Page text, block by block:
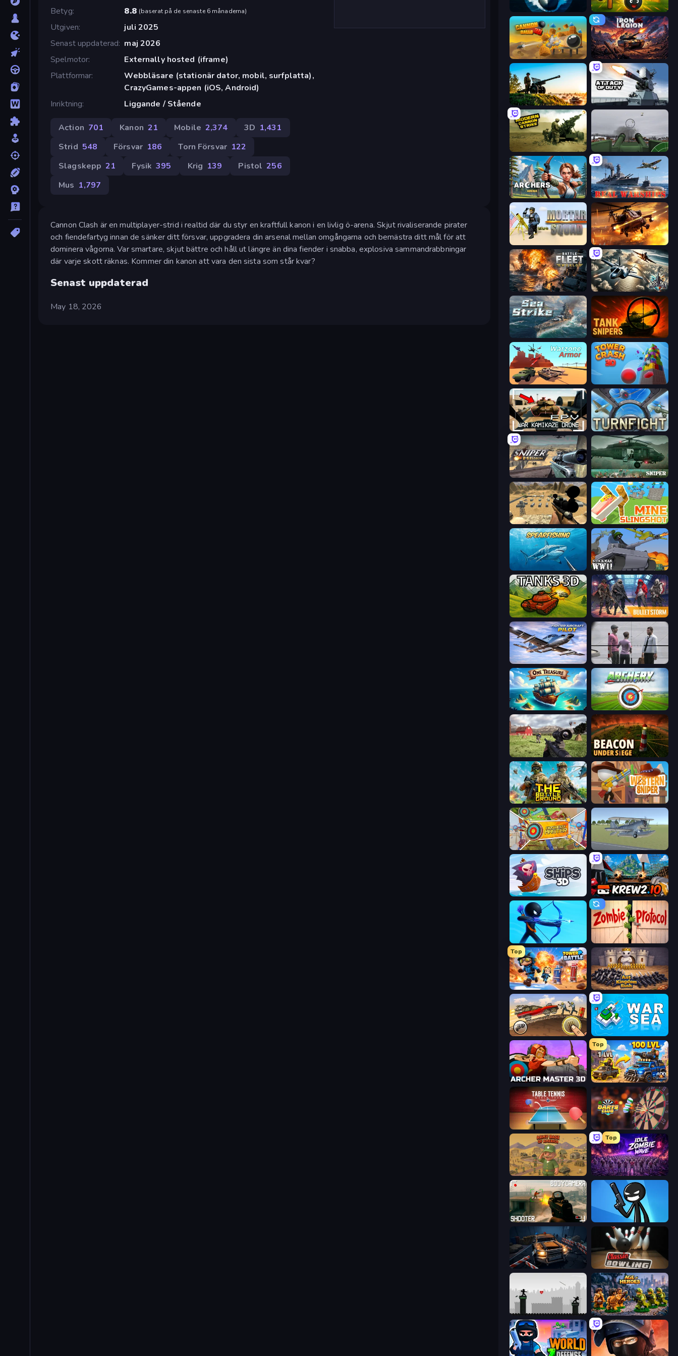
Betyg
8.8 (baserat på de senaste 6 månaderna)
Utgiven
juli 2025
Senast uppdaterad maj 2026
Spelmotor
Externally hosted (iframe)
Plattformar
Webbläsare (stationär dator, mobil, surfplatta),
CrazyGames-appen (iOS, Android)
Inriktning
Liggande / Stående
Action 701 Kanon 21 Mobile 2,374 3D 1,431
Strid 548 Försvar 186 Torn Försvar 122
Slagskepp 21 Fysik 395 Krig 139 Pistol 256
Mus 1,797
Cannon Clash är en multiplayer-strid i realtid där du styr en kraftfull kanon i en livlig ö-arena. Skjut rivaliserande pirater
och fiendefartyg innan de sänker ditt försvar, uppgradera din arsenal mellan omgångarna och bemästra ditt mål för att
dominera vågorna. Var smartare, skjut bättre och håll ut längre än dina fiender i snabba, explosiva sammandrabbningar
där varje skott räknas. Kommer din kanon att vara den sista som står kvar?
Senast uppdaterad
May 18, 2026
Ships Battlefield 3D Slingshot Fortress
Cannon Balls 3D Iron Legion
Artillery Vs Tanks Attack of Duty
Modern Cannon Strike Flakmeister
Archers Arena Real Warships
Mortar Squad Heli Military Base
Battle Fleet World Aces of the Sky: Epic Dogfights
Sea Strike Tank Snipers
Warzone Armor Tower Crash 3D
FPV War Kamikaze Drone Turnfight
Sniper Mission SNIPER
Ghost Sniper Mine Slingshot
Stickman WW2
Tanks 3D Bulletstorm
Fighter Aircraft Pilot
One Treasure Archery World Tour
Dead Zed Beacon Under Siege
The Battleground Western Sniper
Archery Master 3D Flight Simulator
Ships 3D Krew.io
Archers Random Zombie Protocol
Top
Tower Battle Ant Kingdom Rush
Earn to Die: Zombie Ride War Sea
Archer Master 3D: Castle Defense
Top
AOD - Art Of Defense
Table Tennis World Tour Darts Club
Army Base Of America
Top
Idle Zombie Wave: Survivors
BodyCamera Shooter
Cars vs Zombies Classic Bowling
Javelin Fighting Age of Heroes